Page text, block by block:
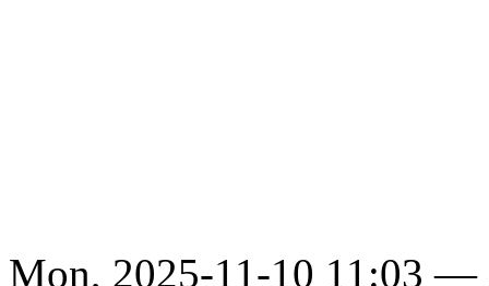
Mon, 2025-11-10 11:03 —